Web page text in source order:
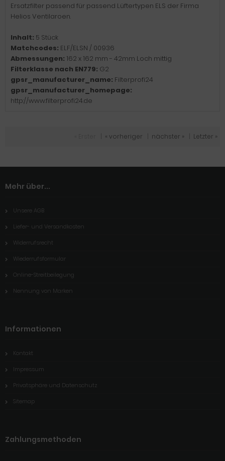
Ersatzfilter passend für passend Lüftertypen ELS der Firma
Helios Ventilaroen.
Inhalt: 5 Stück
Matchcodes: ELF/ELSN / 00936
Abmessungen: 162 x 162 mm - 42mm Loch mittig
Filterklasse nach EN779: G2
gpsr_manufacturer_name: Filterprofi24
gpsr_manufacturer_homepage:
http://www.filterprofi24.de
« vorheriger nächster » Letzter »
Mehr über...
Unsere AGB
Liefer- und Versandkosten
Widerrufsrecht
Wiederrufsformular
Online-Streitbeilegung
Nennung von Marken
Informationen
Kontakt
Impressum
Privatsphäre und Datenschutz
Sitemap
Zahlungsmethoden